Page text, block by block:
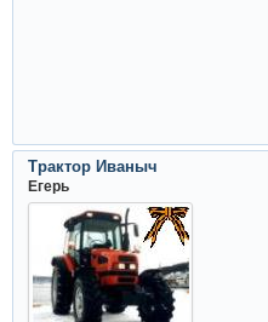
Трактор Иваныч
Егерь